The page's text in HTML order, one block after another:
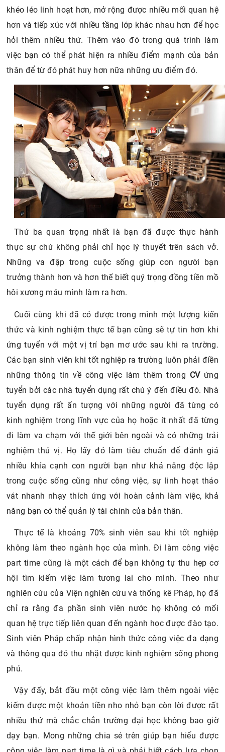
khéo léo linh hoạt hơn, mở rộng được nhiều mối quan hệ
hơn và tiếp xúc với nhiều tầng lớp khác nhau hơn để học
hỏi thêm nhiều thứ. Thêm vào đó trong quá trình làm
việc bạn có thể phát hiện ra nhiều điểm mạnh của bản
thân để từ đó phát huy hơn nữa những ưu điểm đó.
Thứ ba quan trọng nhất là bạn đã được thực hành
thực sự chứ không phải chỉ học lý thuyết trên sách vở.
Những va đập trong cuộc sống giúp con người bạn
trưởng thành hơn và hơn thế biết quý trọng đồng tiền mồ
hôi xương máu mình làm ra hơn.
Cuối cùng khi đã có được trong mình một lượng kiến
thức và kinh nghiệm thực tế bạn cũng sẽ tự tin hơn khi
ứng tuyển với một vị trí bạn mơ ước sau khi ra trường.
Các bạn sinh viên khi tốt nghiệp ra trường luôn phải điền
những thông tin về công việc làm thêm trong CVứng
tuyển bởi các nhà tuyển dụng rất chú ý đến điều đó. Nhà
tuyển dụng rất ấn tượng với những người đã từng có
kinh nghiệm trong lĩnh vực của họ hoặc ít nhất đã từng
đi làm va chạm với thế giới bên ngoài và có những trải
nghiệm thú vị. Họ lấy đó làm tiêu chuẩn để đánh giá
nhiều khía cạnh con người bạn như khả năng độc lập
trong cuộc sống cũng như công việc, sự linh hoạt tháo
vát nhanh nhạy thích ứng với hoàn cảnh làm việc, khả
năng bạn có thể quản lý tài chính của bản thân.
Thực tế là khoảng 70% sinh viên sau khi tốt nghiệp
không làm theo ngành học của mình. Đi làm công việc
part time cũng là một cách để bạn không tự thu hẹp cơ
hội tìm kiếm việc làm tương lai cho mình. Theo như
nghiên cứu của Viện nghiên cứu và thống kê Pháp, họ đã
chỉ ra rằng đa phần sinh viên nước họ không có mối
quan hệ trực tiếp liên quan đến ngành học được đào tạo.
Sinh viên Pháp chấp nhận hình thức công việc đa dạng
và thông qua đó thu nhặt được kinh nghiệm sống phong
phú.
Vậy đấy, bắt đầu một công việc làm thêm ngoài việc
kiếm được một khoản tiền nho nhỏ bạn còn lời được rất
nhiều thứ mà chắc chắn trường đại học không bao giờ
dạy bạn. Mong những chia sẻ trên giúp bạn hiểu được